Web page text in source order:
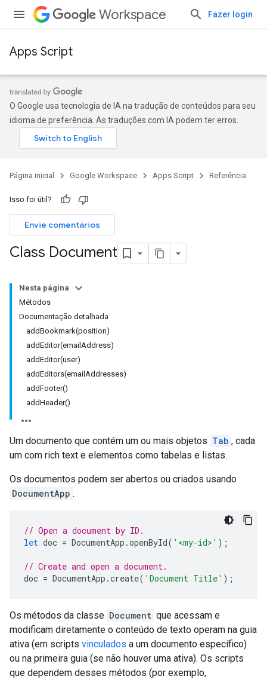
Workspace Fazer login
Apps Script
O Google usa tecnologia de IA na tradução de conteúdos para seu
idioma de preferência. As traduções com IA podem ter erros.
Página inicial Google Workspace Apps Script Referência
Isso foi útil?
Envie comentários
Class Document
Nesta página
Métodos
Documentação detalhada
addBookmark(position)
addEditor(emailAddress)
addEditor(user)
addEditors(emailAddresses)
addFooter()
addHeader()
Um documento que contém um ou mais objetos Tab , cada
um com rich text e elementos como tabelas e listas.
Os documentos podem ser abertos ou criados usando
DocumentApp .
// Open a document by ID.
let doc = DocumentApp .openById( '<my-id>' );
// Create and open a document.
doc = DocumentApp .create( 'Document Title' );
Os métodos da classe Document que acessam e
modificam diretamente o conteúdo de texto operam na guia
ativa (em scripts vinculados a um documento específico)
ou na primeira guia (se não houver uma ativa). Os scripts
que dependem desses métodos (por exemplo,